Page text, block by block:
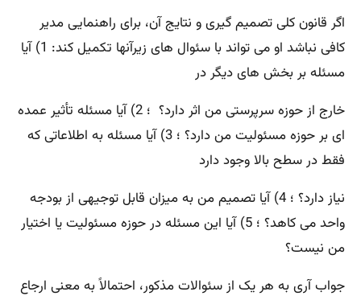
اگر قانون کلی تصمیم گیری و نتایج آن، برای راهنمایی مدیر
کافی نباشد او می تواند با سئوال های زیرآنها تکمیل کند: 1) آیا
مسئله بر بخش های دیگر در
خارج از حوزه سرپرستی من اثر دارد؟ ؛ 2) آیا مسئله تأثیر عمده
ای بر حوزه مسئولیت من دارد؟ ؛ 3) آیا مسئله به اطلاعاتی که
فقط در سطح بالا وجود دارد
نیاز دارد؟ ؛ 4) آیا تصمیم من به میزان قابل توجیهی از بودجه
واحد می کاهد؟ ؛ 5) آیا این مسئله در حوزه مسئولیت یا اختیار
من نیست؟
جواب آری به هر یک از سئوالات مذکور، احتمالاً به معنی ارجاع